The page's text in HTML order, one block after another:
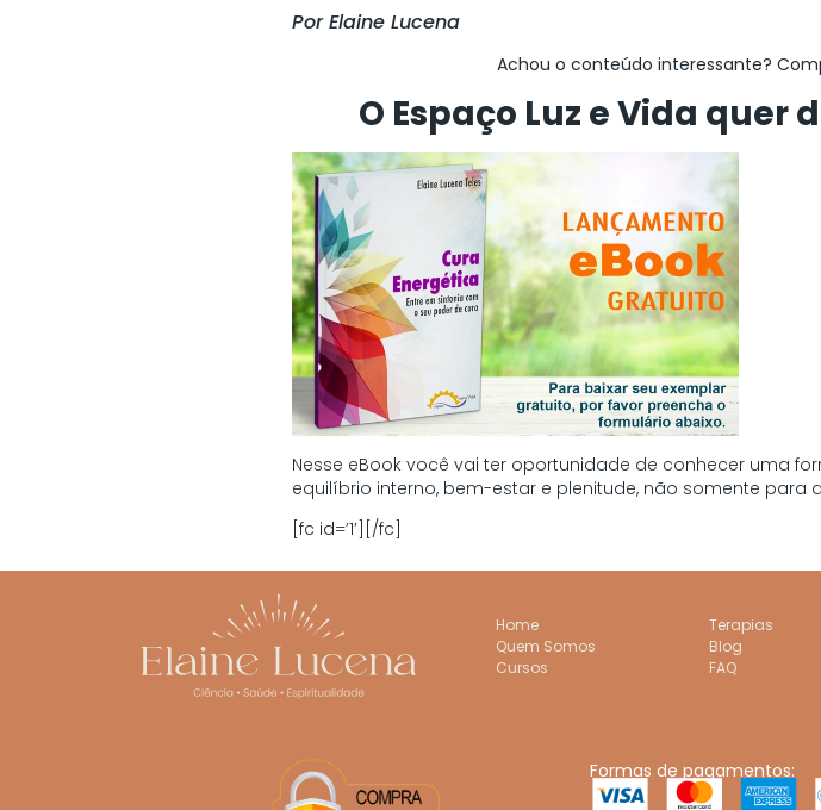
Por Elaine Lucena
Achou o conteúdo interessante?
O Espaço Luz e Vida quer
Nesse eBook você vai ter oportunidade de conhecer uma
equilíbrio interno, bem-estar e plenitude, não somente para
[fc id=’1′][/fc]
Home
Quem Somos
Cursos
Terapias
Blog
FAQ
Formas de pagamentos: